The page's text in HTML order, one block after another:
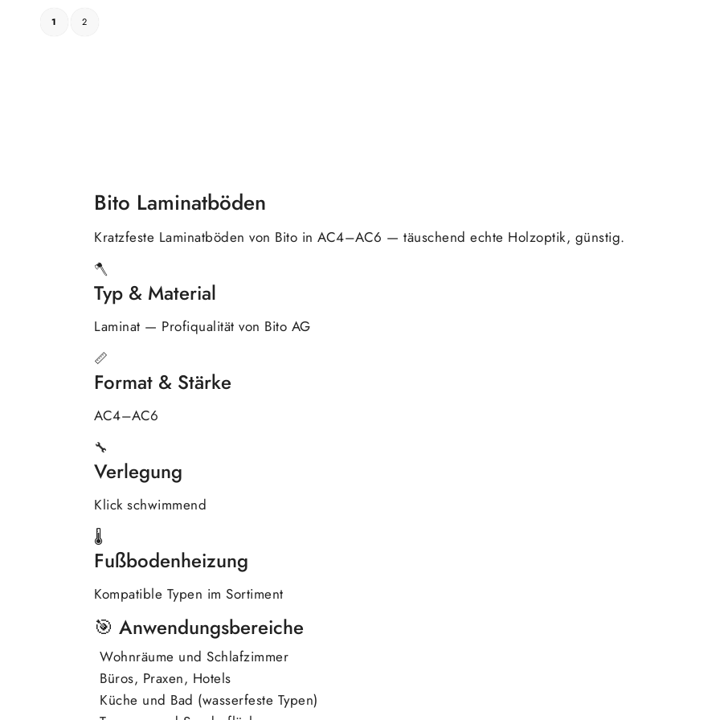
1 2
Bito Laminatböden
Kratzfeste Laminatböden von Bito in AC4–AC6 — täuschend echte Holzoptik, günstig.
🪓
Typ & Material
Laminat — Profiqualität von Bito AG
📏
Format & Stärke
AC4–AC6
🔧
Verlegung
Klick schwimmend
🌡
Fußbodenheizung
Kompatible Typen im Sortiment
🎯 Anwendungsbereiche
Wohnräume und Schlafzimmer
Büros, Praxen, Hotels
Küche und Bad (wasserfeste Typen)